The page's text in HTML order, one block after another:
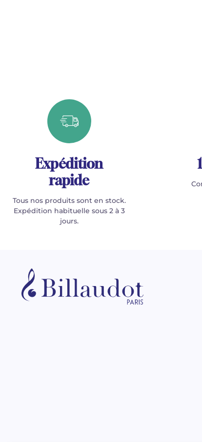
Expédition
rapide
Tous nos produits sont en stock.
Expédition habituelle sous 2 à 3
jours.